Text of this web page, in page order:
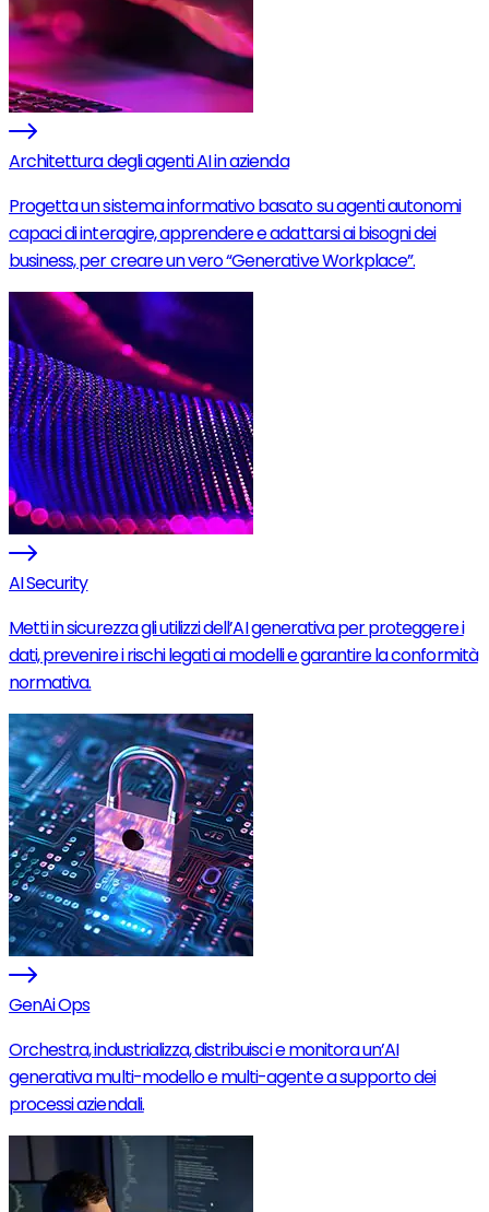
Architettura degli agenti AI in azienda
Progetta un sistema informativo basato su agenti autonomi
capaci di interagire, apprendere e adattarsi ai bisogni dei
business, per creare un vero “Generative Workplace”.
AI Security
Metti in sicurezza gli utilizzi dell’AI generativa per proteggere i
dati, prevenire i rischi legati ai modelli e garantire la conformità
normativa.
GenAi Ops
Orchestra, industrializza, distribuisci e monitora un’AI
generativa multi-modello e multi-agente a supporto dei
processi aziendali.